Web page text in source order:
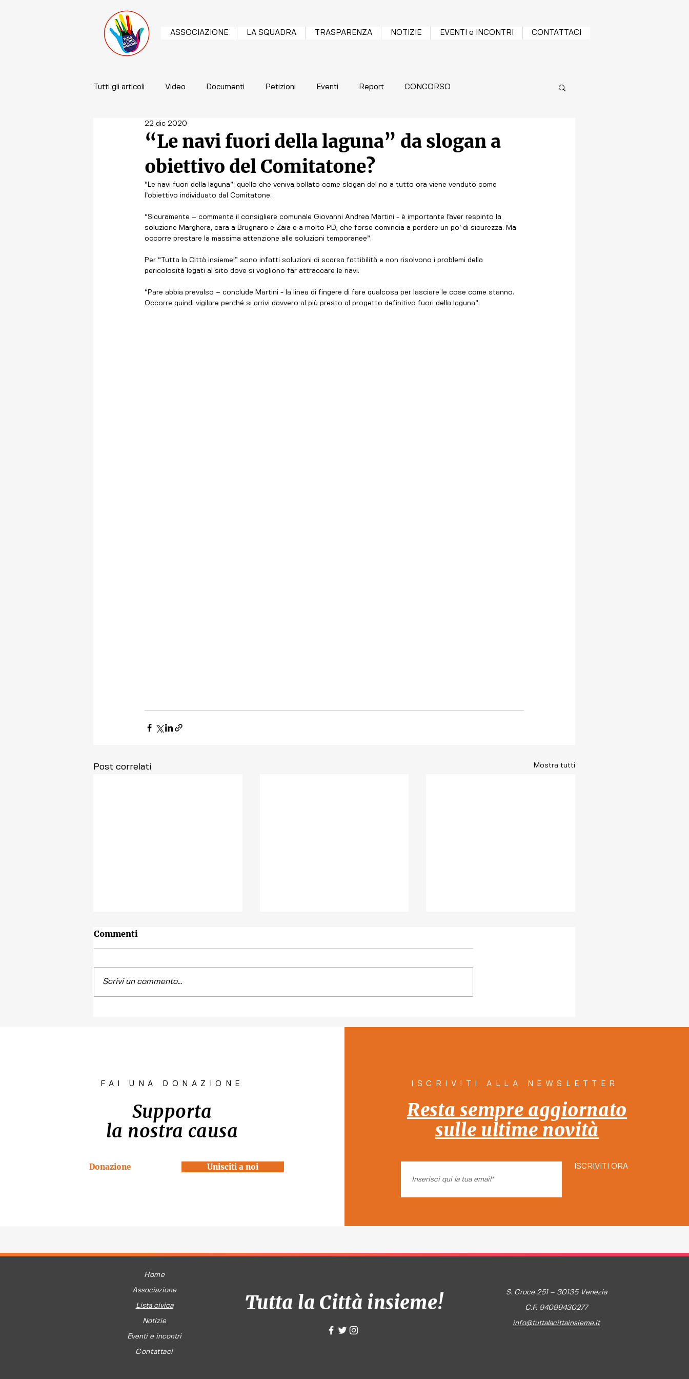
ASSOCIAZIONE LA SQUADRA TRASPARENZA NOTIZIE EVENTI e INCONTRI CONTATTACI
Tutti gli articoli Video Documenti Petizioni Eventi Report CONCORSO
“Le navi fuori della laguna” da slogan a
obiettivo del Comitatone?
22 dic 2020
“Le navi fuori della laguna”: quello che veniva bollato come slogan del no a tutto ora viene venduto come
l’obiettivo individuato dal Comitatone.
“Sicuramente – commenta il consigliere comunale Giovanni Andrea Martini - è importante l’aver respinto la
soluzione Marghera, cara a Brugnaro e Zaia e a molto PD, che forse comincia a perdere un po’ di sicurezza. Ma
occorre prestare la massima attenzione alle soluzioni temporanee”.
Per “Tutta la Città insieme!” sono infatti soluzioni di scarsa fattibilità e non risolvono i problemi della
pericolosità legati al sito dove si vogliono far attraccare le navi.
“Pare abbia prevalso – conclude Martini - la linea di fingere di fare qualcosa per lasciare le cose come stanno.
Occorre quindi vigilare perché si arrivi davvero al più presto al progetto definitivo fuori della laguna”.
Post correlati Mostra tutti
diritto all'abitare a
persone: insieme!" 12
Commenti
Scrivi un commento...
FAI UNA DONAZIONE
Supporta
la nostra causa
Donazione Unisciti a noi
ISCRIVITI ALLA NEWSLETTER
Resta sempre aggiornato
sulle ultime novità
ISCRIVITI ORA
Home
Associazione
Lista civica
Notizie
Eventi e incontri
Contattaci
Tutta la Città insieme! S. Croce 251 – 30135 Venezia
C.F. 94099430277
info@tuttalacittainsieme.it